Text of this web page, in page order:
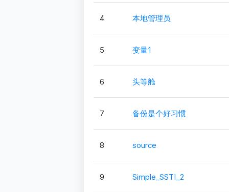
4 本地管理员
5 变量1
6 头等舱
7 备份是个好习惯
8 source
9 Simple_SSTI_2